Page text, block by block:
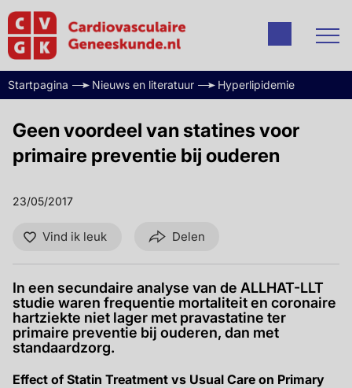
Startpagina Nieuws en literatuur Hyperlipidemie
Geen voordeel van statines voor
primaire preventie bij ouderen
23/05/2017
Vind ik leuk Delen
In een secundaire analyse van de ALLHAT-LLT
studie waren frequentie mortaliteit en coronaire
hartziekte niet lager met pravastatine ter
primaire preventie bij ouderen, dan met
standaardzorg.
Effect of Statin Treatment vs Usual Care on Primary